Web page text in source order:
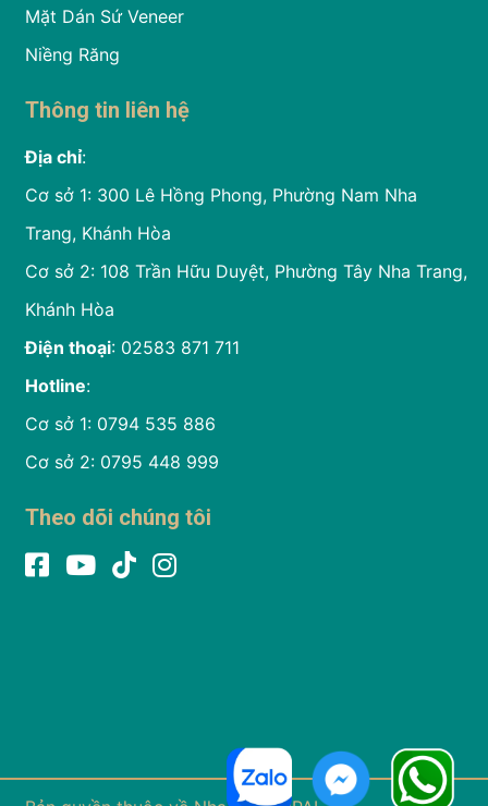
Mặt Dán Sứ Veneer
Niềng Răng
Thông tin liên hệ
Địa chỉ:
Cơ sở 1: 300 Lê Hồng Phong, Phường Nam Nha
Trang, Khánh Hòa
Cơ sở 2: 108 Trần Hữu Duyệt, Phường Tây Nha Trang,
Khánh Hòa
Điện thoại: 02583 871 711
Hotline:
Cơ sở 1: 0794 535 886
Cơ sở 2: 0795 448 999
Theo dõi chúng tôi